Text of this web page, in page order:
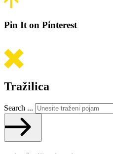
Pin It on Pinterest
Tražilica
Search ...